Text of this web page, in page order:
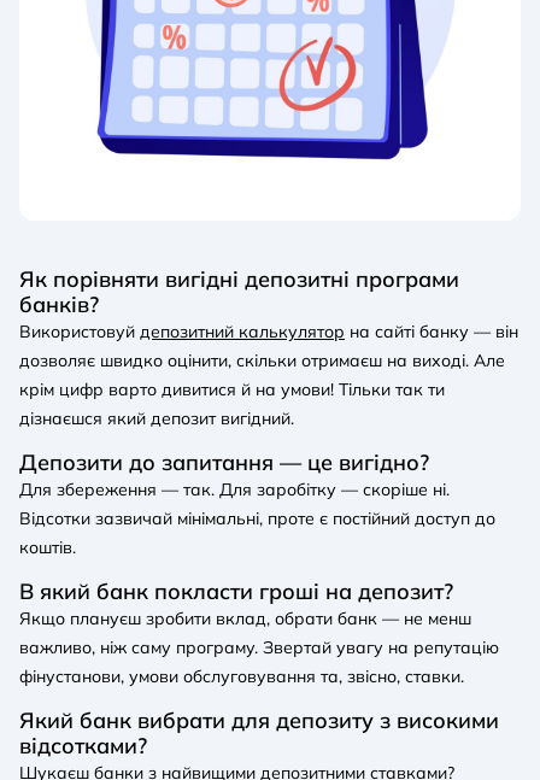
Як порівняти вигідні депозитні програми
банків?
Використовуй депозитний калькулятор на сайті банку — він
дозволяє швидко оцінити, скільки отримаєш на виході. Але
крім цифр варто дивитися й на умови! Тільки так ти
дізнаєшся який депозит вигідний.
Депозити до запитання — це вигідно?
Для збереження — так. Для заробітку — скоріше ні.
Відсотки зазвичай мінімальні, проте є постійний доступ до
коштів.
В який банк покласти гроші на депозит?
Якщо плануєш зробити вклад, обрати банк — не менш
важливо, ніж саму програму. Звертай увагу на репутацію
фінустанови, умови обслуговування та, звісно, ставки.
Який банк вибрати для депозиту з високими
відсотками?
Шукаєш банки з найвищими депозитними ставками?